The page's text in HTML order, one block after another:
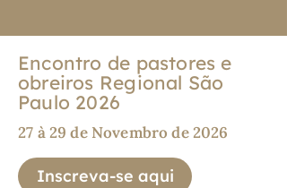
Encontro de pastores e
obreiros Regional São
Paulo 2026
27 à 29 de Novembro de 2026
Inscreva-se aqui